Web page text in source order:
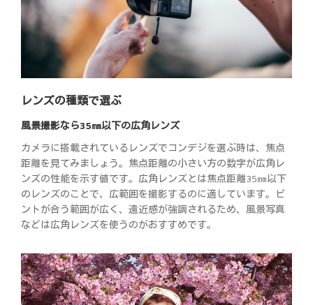
レンズの種類で選ぶ
風景撮影なら35㎜以下の広角レンズ
カメラに搭載されているレンズでコンデジを選ぶ時は、焦点
距離を見てみましょう。焦点距離の小さい方の数字が広角レ
ンズの性能を示す値です。広角レンズとは焦点距離35㎜以下
のレンズのことで、広範囲を撮影するのに適しています。ピ
ントが合う範囲が広く、遠近感が強調されるため、風景写真
などは広角レンズを使うのがおすすめです。